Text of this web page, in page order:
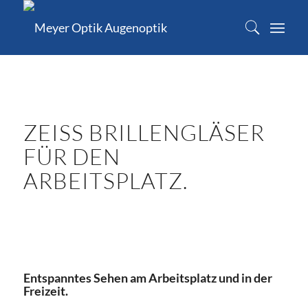
ZEISS BRILLENGLÄSER
FÜR DEN
ARBEITSPLATZ.
Entspanntes Sehen am Arbeitsplatz und in der
Freizeit.